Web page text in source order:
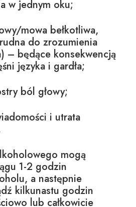
w jednym oku;
mowa bełkotliwa,
do zrozumienia
– będące konsekwencją
języka i gardła;
ból głowy;
i utrata
mogą
1-2 godzin
a następnie
kilkunastu godzin
lub całkowicie